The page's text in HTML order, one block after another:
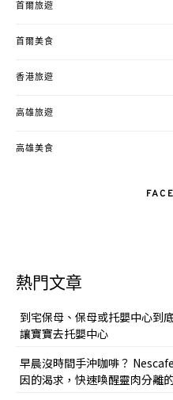
首爾旅遊
首爾美食
香港旅遊
高雄旅遊
高雄美食
熱門文章
到宅保母、保母或托嬰中心到
讓寶寶去托嬰中心
早晨沒時間手沖咖啡？
因的渴求，快速喚醒靈肉分離